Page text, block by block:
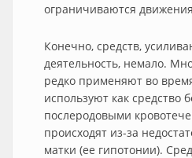
ограничиваются
Конечно, средств,
деятельность, немало.
редко применяют во
используют как средство
послеродовыми
происходят из-за
матки (ее гипотонии).